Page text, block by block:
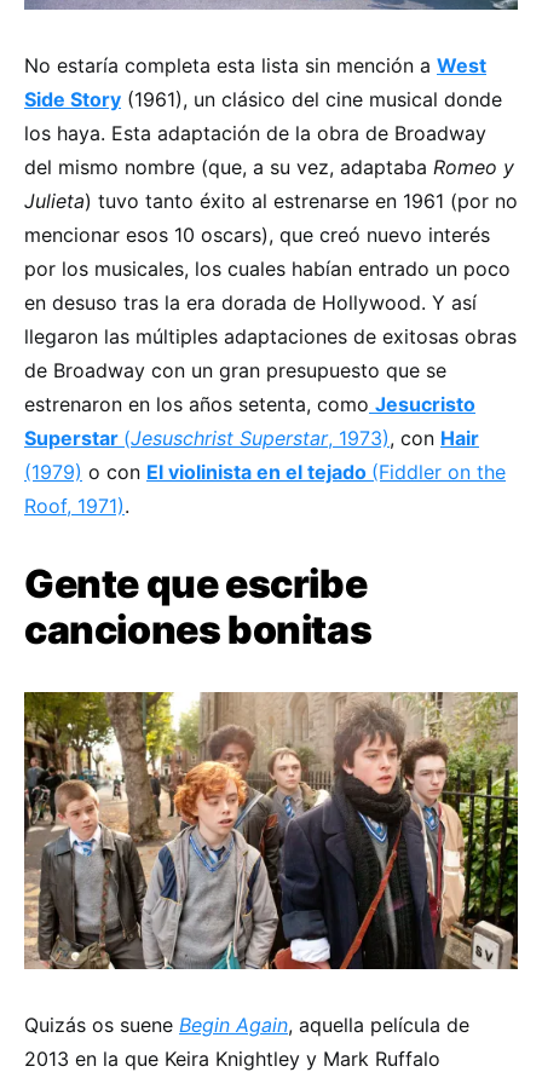
No estaría completa esta lista sin mención a West
Side Story (1961), un clásico del cine musical donde
los haya. Esta adaptación de la obra de Broadway
del mismo nombre (que, a su vez, adaptaba Romeo y
Julieta) tuvo tanto éxito al estrenarse en 1961 (por no
mencionar esos 10 oscars), que creó nuevo interés
por los musicales, los cuales habían entrado un poco
en desuso tras la era dorada de Hollywood. Y así
llegaron las múltiples adaptaciones de exitosas obras
de Broadway con un gran presupuesto que se
estrenaron en los años setenta, como Jesucristo
Superstar (Jesuschrist Superstar, 1973), con Hair
(1979) o con El violinista en el tejado (Fiddler on the
Roof, 1971).
Gente que escribe
canciones bonitas
Quizás os suene Begin Again, aquella película de
2013 en la que Keira Knightley y Mark Ruffalo